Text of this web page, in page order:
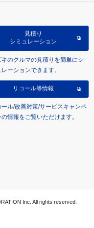
見積り
シミュレーション
キのクルマの見積りを簡単にシ
レーションできます。
リコール等情報
ール/改善対策/サービスキャンペ
の情報をご覧いただけます。
Inc. All rights reserved.